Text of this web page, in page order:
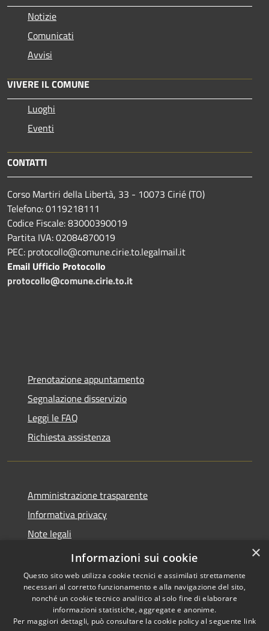
Notizie
Comunicati
Avvisi
VIVERE IL COMUNE
Luoghi
Eventi
CONTATTI
Corso Martiri della Libertà, 33 - 10073 Cirié (TO)
Telefono: 0119218111
Codice Fiscale: 83000390019
Partita IVA: 02084870019
PEC: protocollo@comune.cirie.to.legalmail.it
Email Ufficio Protocollo
protocollo@comune.cirie.to.it
Prenotazione appuntamento
Segnalazione disservizio
Leggi le FAQ
Richiesta assistenza
Amministrazione trasparente
Informativa privacy
Note legali
Dichiarazione di accessibilità
Copyright © 2026 • Città di
Cirié • Powered by
×
Informazioni sui cookie
Questo sito web utilizza cookie tecnici e assimilati strettamente
necessari al corretto funzionamento e alla navigazione del sito,
nonché un cookie tecnico analitico al solo fine di elaborare
informazioni statistiche, aggregate e anonime.
Per maggiori dettagli, può consultare la cookie policy al seguente link